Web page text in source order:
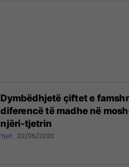
Dymbëdhjetë çiftet e
diferencë të madhe në
njëri-tjetrin
Yjet 22/05/2020